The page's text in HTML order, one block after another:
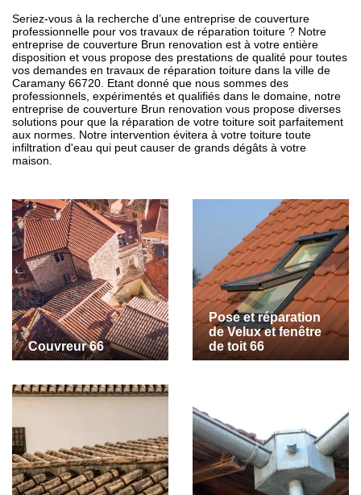
Seriez-vous à la recherche d’une entreprise de couverture
professionnelle pour vos travaux de réparation toiture ? Notre
entreprise de couverture Brun renovation est à votre entière
disposition et vous propose des prestations de qualité pour toutes
vos demandes en travaux de réparation toiture dans la ville de
Caramany 66720. Etant donné que nous sommes des
professionnels, expérimentés et qualifiés dans le domaine, notre
entreprise de couverture Brun renovation vous propose diverses
solutions pour que la réparation de votre toiture soit parfaitement
aux normes. Notre intervention évitera à votre toiture toute
infiltration d'eau qui peut causer de grands dégâts à votre
maison.
Couvreur 66
Pose et réparation
de Velux et fenêtre
de toit 66